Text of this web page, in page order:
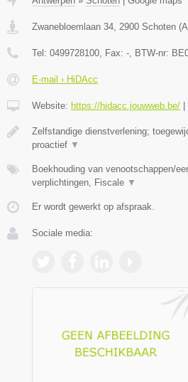
Zwanebloemlaan 34 2900 Schoten (
Tel: 0499728100 , Fax: - , BTW-nr:
E-mail › HiDAcc
Website: https://hidacc.jouwweb.be/ |
Zelfstandige dienstverlening;
proactief ▼
Boekhouding van venootschappen/
verplichtingen, Fiscale ▼
Er wordt gewerkt op afspraak.
Sociale media: